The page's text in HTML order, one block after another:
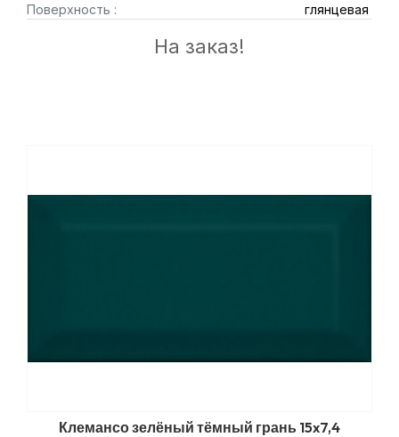
Поверхность : глянцевая
На заказ!
Клемансо зелёный тёмный грань 15x7,4